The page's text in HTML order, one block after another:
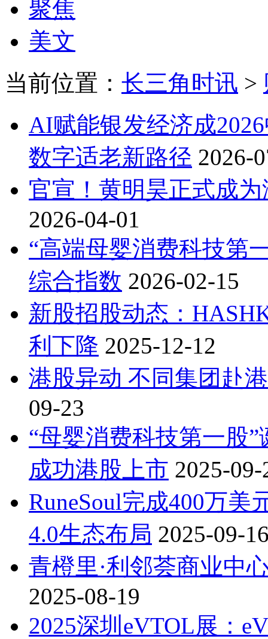
聚焦
美文
当前位置： 长三角时讯 >
AI赋能银发经济成
数字适老新路径 2026-
官宣！黄明昊正式成
2026-04-01
“高端母婴消费科技第
综合指数 2026-02-15
新股招股动态：
利下降 2025-12-12
港股异动 不同集团赴
09-23
“母婴消费科技第一股
成功港股上市 2025-09-
RuneSoul完成400万美
4.0生态布局 2025-09-
青橙里·利邻荟商业中
2025-08-19
2025深圳eVTOL展：